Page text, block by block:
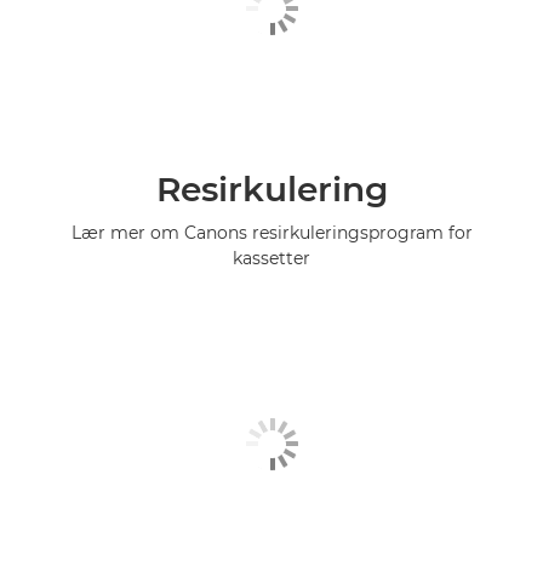
Resirkulering
Lær mer om Canons resirkuleringsprogram for
kassetter